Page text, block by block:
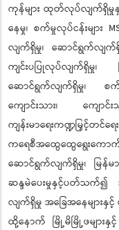
ကုန်များ ထုတ်လုပ်လျက်ရှိမှု
နေမှု၊ စက်မှုလုပ်ငန်းများ
လျက်ရှိမှု၊ ဆောင်ရွက်လျက်ရှိ
ကျင်းပပြုလုပ်လျက်ရှိမှု၊
ဆောင်ရွက်လျက်ရှိမှု၊ စက်မှု၊
ကျောင်းသား၊ ကျော
ကျန်းမာရေးကဏ္ဍမြှင့်တင်ရ
ကရေစီအထွေထွေရွေးကောက်
ဆောင်ရွက်လျက်ရှိမှု၊ မြန်မ
ဆန္ဒမဲပေးမှုနှင့်ပတ်သက်၍ အ
လျက်ရှိမှု အခြေအနေများ
ထို့နောက် မြို့မိမြို့ဖများနှင့်